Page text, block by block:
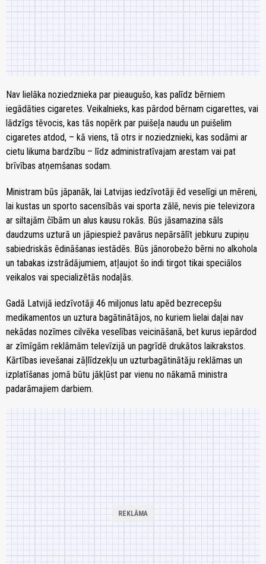
Nav lielāka noziedznieka par pieaugušo, kas palīdz bērniem
iegādāties cigaretes. Veikalnieks, kas pārdod bērnam cigarettes, vai
lādzīgs tēvocis, kas tās nopērk par puišeļa naudu un puišelim
cigaretes atdod, – kā viens, tā otrs ir noziedznieki, kas sodāmi ar
cietu likuma bardzību – līdz administratīvajam arestam vai pat
brīvības atņemšanas sodam.
Ministram būs jāpanāk, lai Latvijas iedzīvotāji ēd veselīgi un mēreni,
lai kustas un sporto sacensībās vai sporta zālē, nevis pie televizora
ar siltajām čībām un alus kausu rokās. Būs jāsamazina sāls
daudzums uzturā un jāpiespiež pavārus nepārsālīt jebkuru zupiņu
sabiedriskās ēdināšanas iestādēs. Būs jānorobežo bērni no alkohola
un tabakas izstrādājumiem, atļaujot šo indi tirgot tikai speciālos
veikalos vai specializētās nodaļās.
Gadā Latvijā iedzīvotāji 46 miljonus latu apēd bezrecepšu
medikamentos un uztura bagātinātājos, no kuriem lielai daļai nav
nekādas nozīmes cilvēka veselības veicināšanā, bet kurus iepārdod
ar zīmīgām reklāmām televīzijā un pagrīdē drukātos laikrakstos.
Kārtības ievešanai zāļlīdzekļu un uzturbagātinātāju reklāmas un
izplatīšanas jomā būtu jākļūst par vienu no nākamā ministra
padarāmajiem darbiem.